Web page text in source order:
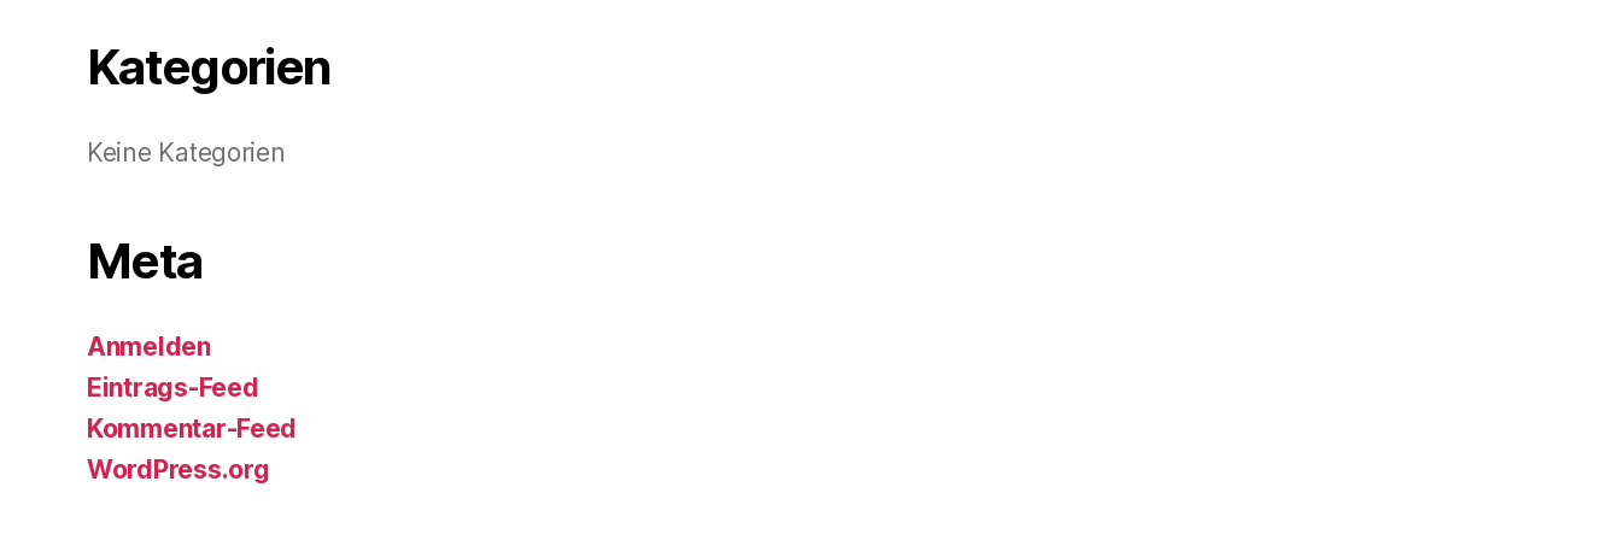
Kategorien
Keine Kategorien
Meta
Anmelden
Eintrags-Feed
Kommentar-Feed
WordPress.org